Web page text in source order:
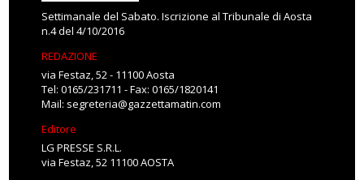
Settimanale del Sabato. Iscrizione al Tribunale di Aosta
n.4 del 4/10/2016
REDAZIONE
via Festaz, 52 - 11100 Aosta
Tel: 0165/231711 - Fax: 0165/1820141
Mail: segreteria@gazzettamatin.com
Editore
LG PRESSE S.R.L.
via Festaz, 52 11100 AOSTA